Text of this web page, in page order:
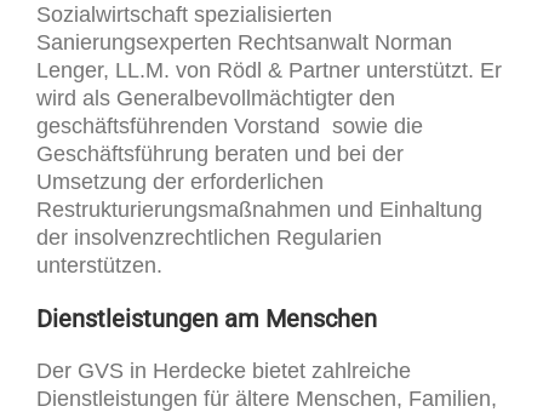
Sozialwirtschaft spezialisierten
Sanierungsexperten Rechtsanwalt Norman
Lenger, LL.M. von Rödl & Partner unterstützt. Er
wird als Generalbevollmächtigter den
geschäftsführenden Vorstand sowie die
Geschäftsführung beraten und bei der
Umsetzung der erforderlichen
Restrukturierungsmaßnahmen und Einhaltung
der insolvenzrechtlichen Regularien
unterstützen.
Dienstleistungen am Menschen
Der GVS in Herdecke bietet zahlreiche
Dienstleistungen für ältere Menschen, Familien,